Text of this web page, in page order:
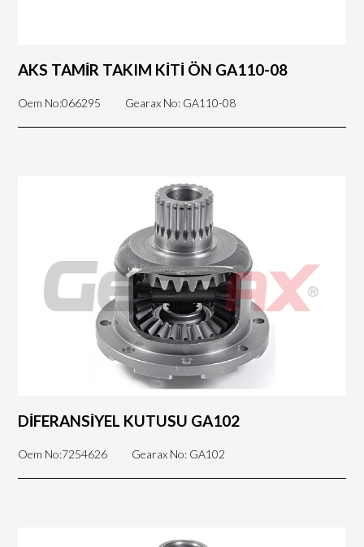
AKS TAMİR TAKIM KİTİ ÖN GA110-08
Oem No:066295 Gearax No: GA110-08
DİFERANSİYEL KUTUSU GA102
Oem No:7254626 Gearax No: GA102